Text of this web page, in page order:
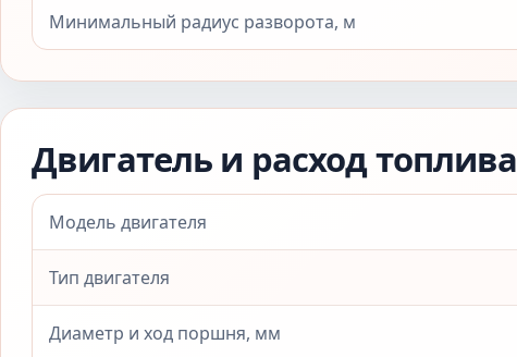
Минимальный радиус разворота, м
Двигатель и расход топлива
Модель двигателя
Тип двигателя
Диаметр и ход поршня, мм